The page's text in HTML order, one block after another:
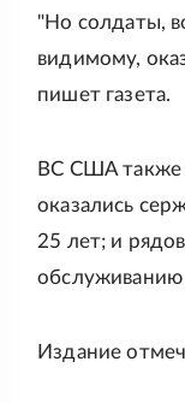
"Но солдаты,
видимому,
пишет газета.
ВС США также
оказались
25 лет; и
обслуживанию
Издание